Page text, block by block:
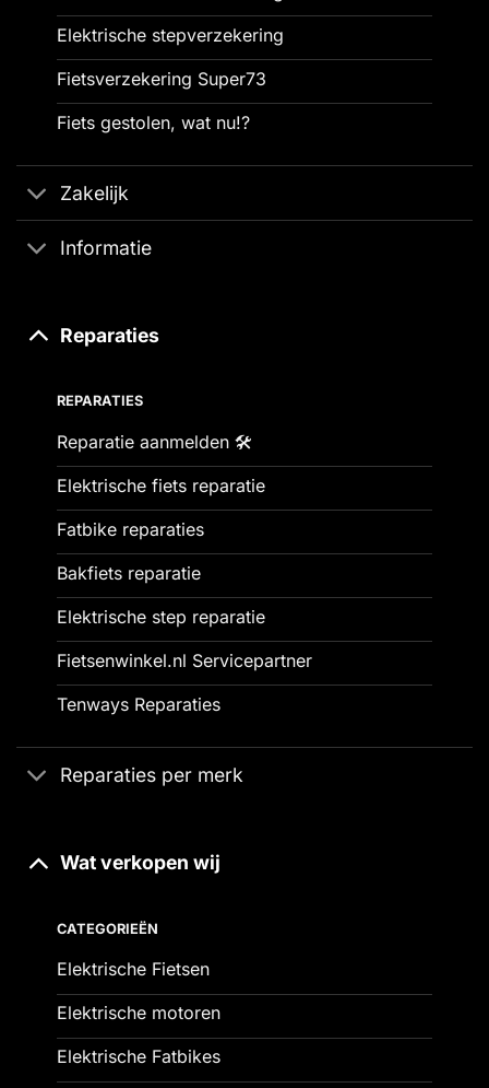
Elektrische stepverzekering
Fietsverzekering Super73
Fiets gestolen, wat nu!?
Zakelijk
Informatie
Reparaties
REPARATIES
Reparatie aanmelden 🛠️
Elektrische fiets reparatie
Fatbike reparaties
Bakfiets reparatie
Elektrische step reparatie
Fietsenwinkel.nl Servicepartner
Tenways Reparaties
Reparaties per merk
Wat verkopen wij
CATEGORIEËN
Elektrische Fietsen
Elektrische motoren
Elektrische Fatbikes